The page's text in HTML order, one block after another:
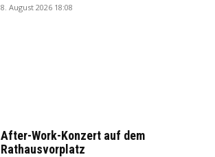
8. August 2026 18:08
After-Work-Konzert auf dem
Rathausvorplatz